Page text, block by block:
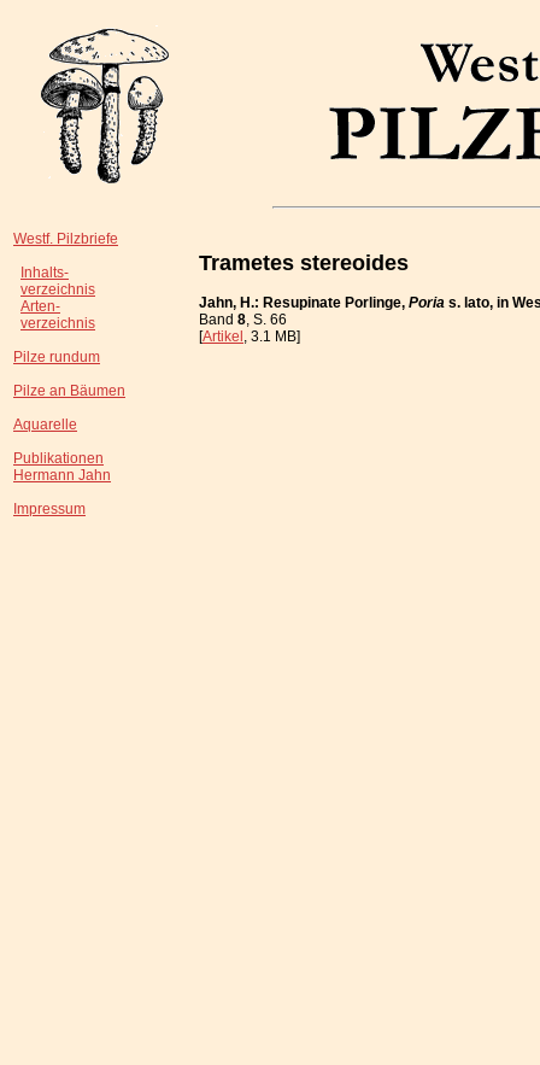
Westf. Pilzbriefe
Inhalts-
verzeichnis
Arten-
verzeichnis
Pilze rundum
Pilze an Bäumen
Aquarelle
Publikationen
Hermann Jahn
Impressum
Trametes stereoides
Jahn, H.: Resupinate Porlinge, Poria s. lato, in
Band 8, S. 66
[Artikel, 3.1 MB]